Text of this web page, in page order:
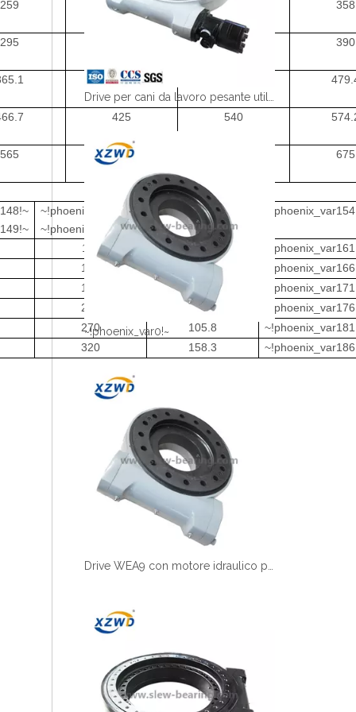
259 229 310 358
295 342 390
332
425 540
565 525 675
~!phoenix_var150!~
~!phoenix_var151!~
~!phoenix_var152!~
~!phoenix_var153!~
110 38.7
140 43
190
220 72.3
270 105.8
320 158.3
~!phoenix_var0!~